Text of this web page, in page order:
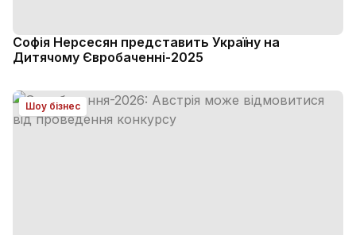
Софія Нерсесян представить Україну на
Дитячому Євробаченні-2025
Шоу бізнес